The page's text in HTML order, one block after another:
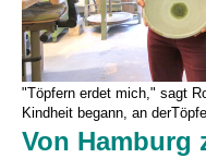
"Töpfern erdet mich," sagt
Kindheit begann, an
Von Hamburg